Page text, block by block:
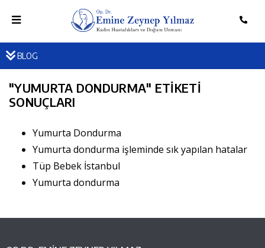
BLOG
"YUMURTA DONDURMA" ETIKETI
SONUÇLARI
Yumurta Dondurma
Yumurta dondurma işleminde sık yapılan hatalar
Tüp Bebek İstanbul
Yumurta dondurma